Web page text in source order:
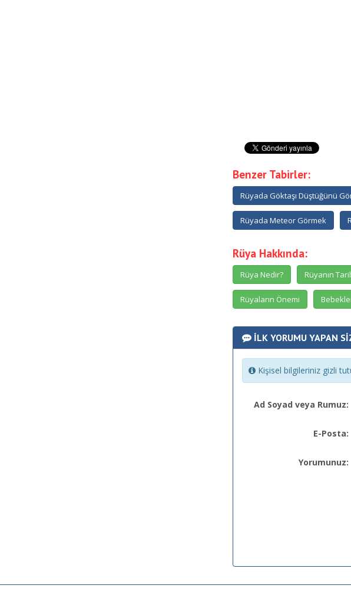
Benzer Tabirler:
Rüyada Göktaşı Düştüğünü
Rüyada Meteor Görmek
Rüya Hakkında:
Rüya Nedir? Rüyanın
Rüyaların Önemi
İLK YORUMU YAPAN
Kişisel bilgileriniz gizli
Ad Soyad veya Rumuz:
E-Posta:
Yorumunuz: